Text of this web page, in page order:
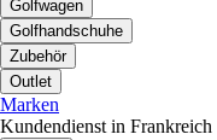
Golfwagen
Golfhandschuhe
Zubehör
Outlet
Marken
Kundendienst in Frankreich